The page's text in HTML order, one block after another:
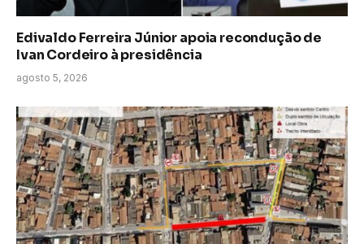
Edivaldo Ferreira Júnior apoia recondução de
Ivan Cordeiro à presidência
agosto 5, 2026